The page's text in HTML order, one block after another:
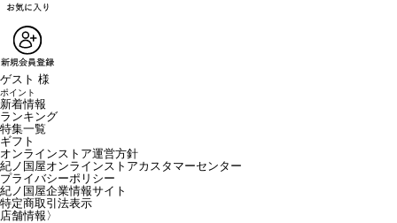
ゲスト 様
ポイント
新着情報
ランキング
特集一覧
ギフト
オンラインストア運営方針
紀ノ国屋オンラインストアカスタマーセンター
プライバシーポリシー
紀ノ国屋企業情報サイト
特定商取引法表示
店舗情報 〉